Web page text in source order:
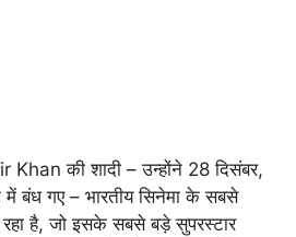
की शादी – उन्होंने 28 दिसंबर,
बंध गए – भारतीय सिनेमा के सबसे
है, जो इसके सबसे बड़े सुपरस्टार